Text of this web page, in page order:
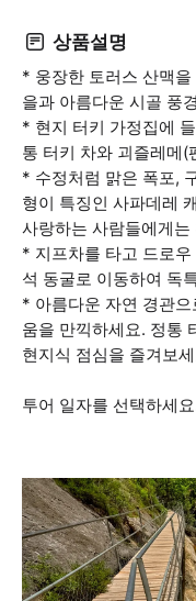
상품설명
* 웅장한 토러스 산맥
을과 아름다운 시골 풍
* 현지 터키 가정집에
통 터키 차와 괴즐레메(
* 수정처럼 맑은 폭포,
형이 특징인 사파데레
사랑하는 사람들에게는
* 지프차를 타고 드로
석 동굴로 이동하여 독
* 아름다운 자연 경관
움을 만끽하세요. 정통
현지식 점심을 즐겨보
투어 일자를 선택하세